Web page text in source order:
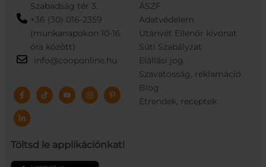
Szabadság tér 3.
+36 (30) 016-2359
(munkanapokon 10-16
óra között)
info@cooponline.hu
Töltsd le applikációnkat!
ÁSZF
Adatvédelem
Utánvét Ellenőr kivonat
Süti Szabályzat
Elállási jog
Szavatosság, reklamáció
Blog
Étrendek, receptek